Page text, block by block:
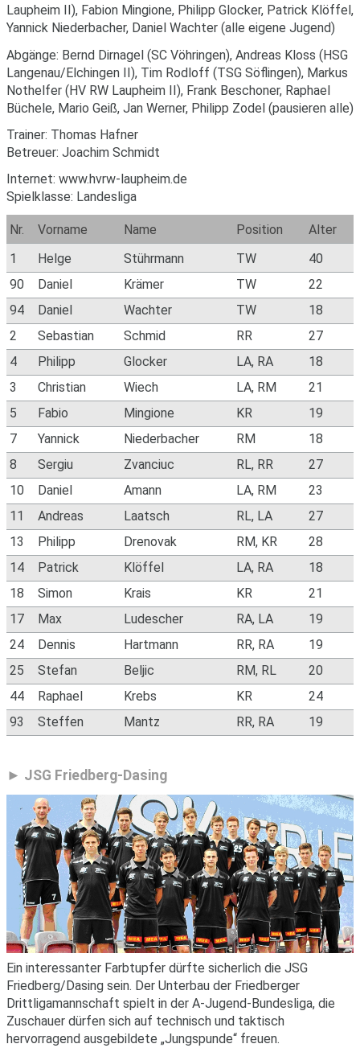
Laupheim II), Fabion Mingione, Philipp Glocker, Patrick Klöffel,
Yannick Niederbacher, Daniel Wachter (alle eigene Jugend)
Abgänge: Bernd Dirnagel (SC Vöhringen), Andreas Kloss (HSG
Langenau/Elchingen II), Tim Rodloff (TSG Söflingen), Markus
Nothelfer (HV RW Laupheim II), Frank Beschoner, Raphael
Büchele, Mario Geiß, Jan Werner, Philipp Zodel (pausieren alle)
Trainer: Thomas Hafner
Betreuer: Joachim Schmidt
Internet: www.hvrw-laupheim.de
Spielklasse: Landesliga
Nr. Vorname Name Position
Alter
1
Helge Stührmann TW
40
90
Daniel Krämer TW
22
94
Daniel Wachter TW
18
2
Sebastian Schmid RR
27
4
Philipp Glocker LA, RA
18
3
Christian Wiech LA, RM
21
5
Fabio Mingione KR
19
7
Yannick Niederbacher RM
18
8
Sergiu Zvanciuc RL, RR
27
10
Daniel Amann LA, RM
23
11
Andreas Laatsch RL, LA
27
13
Philipp Drenovak RM, KR
28
14
Patrick Klöffel LA, RA
18
18
Simon Krais KR
21
17
Max Ludescher RA, LA
19
24
Dennis Hartmann RR, RA
19
25
Stefan Beljic RM, RL
20
44
Raphael Krebs KR
24
93
Steffen Mantz RR, RA 19
JSG Friedberg-Dasing
Ein interessanter Farbtupfer dürfte sicherlich die JSG
Friedberg/Dasing sein. Der Unterbau der Friedberger
Drittligamannschaft spielt in der A-Jugend-Bundesliga, die
Zuschauer dürfen sich auf technisch und taktisch
hervorragend ausgebildete „Jungspunde“ freuen.